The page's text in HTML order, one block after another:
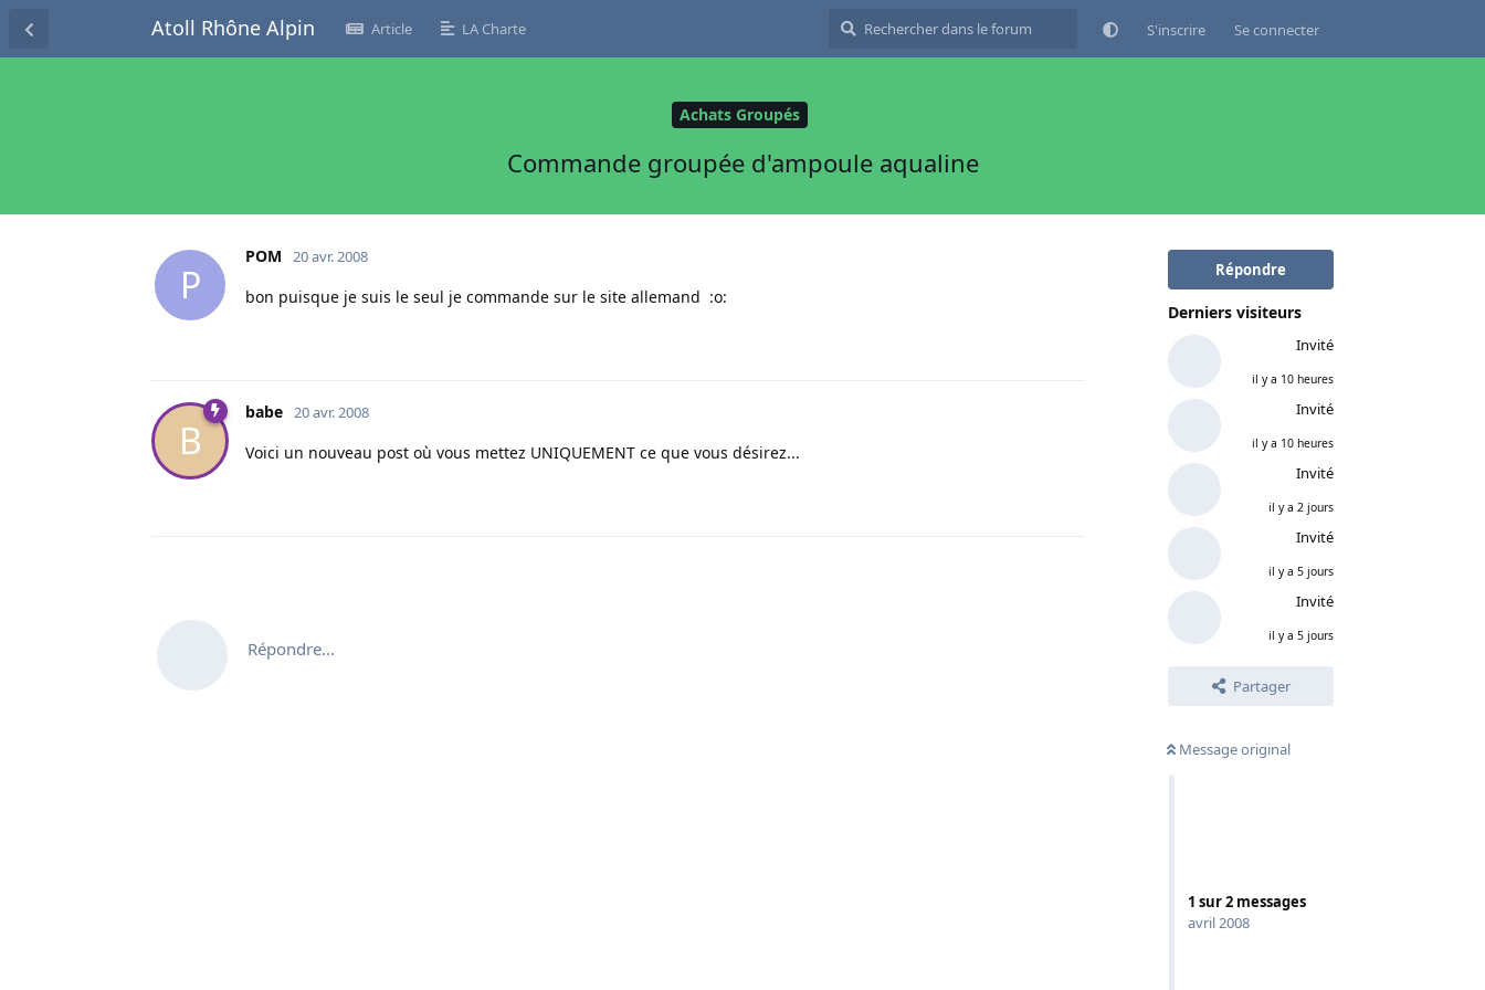
Atoll Rhône Alpin Article LA Charte S'inscrire Se connecter
Achats Groupés
Commande groupée d'ampoule aqualine
Répondre
Derniers visiteurs
Invité
il y a 10 heures
Invité
il y a 10 heures
Invité
il y a 2 jours
Invité
il y a 5 jours
Invité
il y a 5 jours
Partager
Message original
1 sur2 messages
avril 2008
P
POM 20 avr. 2008
bon puisque je suis le seul je commande sur le site allemand :o:
B
babe 20 avr. 2008
Voici un nouveau post où vous mettez UNIQUEMENT ce que vous désirez...
Répondre…